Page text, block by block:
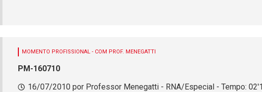
MOMENTO PROFISSIONAL - COM PROF. MENEGATTI
PM-160710
16/07/2010 por Professor Menegatti - RNA/Especial - Tempo: